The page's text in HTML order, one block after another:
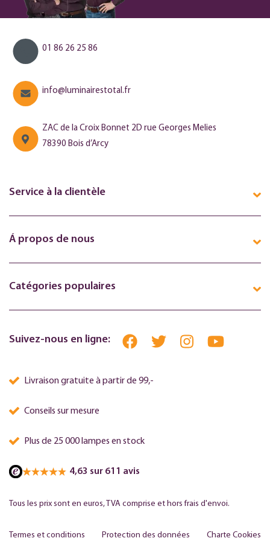
01 86 26 25 86
info@luminairestotal.fr
ZAC de la Croix Bonnet 2D rue Georges Melies
78390 Bois d’Arcy
Service à la clientèle
Á propos de nous
Catégories populaires
Suivez-nous en ligne:
Livraison gratuite à partir de 99,-
Conseils sur mesure
Plus de 25 000 lampes en stock
4,63 sur 611 avis
Tous les prix sont en euros, TVA comprise et hors frais d'envoi.
Termes et conditions Protection des données Charte Cookies